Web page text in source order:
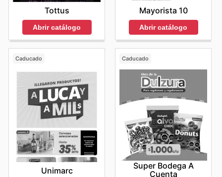
Tottus
Abrir catálogo
Mayorista 10
Abrir catálogo
Caducado
Unimarc
Caducado
Super Bodega A
Cuenta